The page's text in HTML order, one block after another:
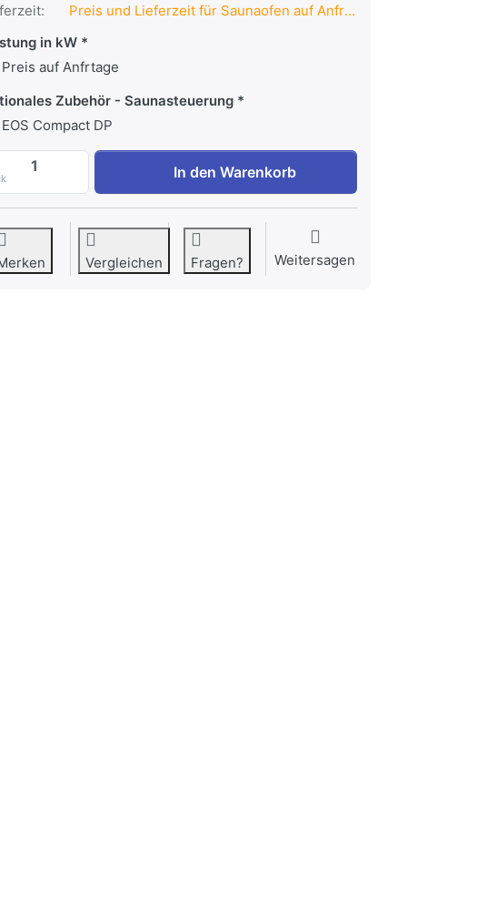
Preis und Lieferzeit für Saunaofen auf Anfrage
in kW
Preis auf Anfrtage
Zubehör - Saunasteuerung
EOS Compact DP
EOS FinnRock - Black - Preis und Lieferzeit nur auf
In den Warenkorb
Vergleichen Fragen? Weitersagen